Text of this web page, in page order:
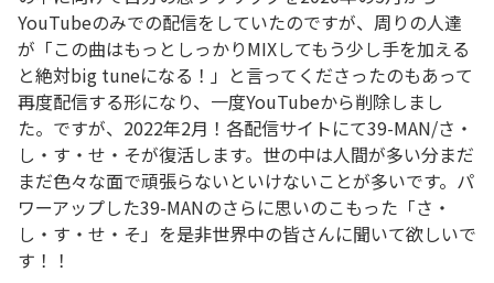
YouTubeのみでの配信をしていたのですが、周りの人達
が「この曲はもっとしっかりMIXしてもう少し手を加える
と絶対big tuneになる！」と言ってくださったのもあって
再度配信する形になり、一度YouTubeから削除しまし
た。ですが、2022年2月！各配信サイトにて39-MAN/さ・
し・す・せ・そが復活します。世の中は人間が多い分まだ
まだ色々な面で頑張らないといけないことが多いです。パ
ワーアップした39-MANのさらに思いのこもった「さ・
し・す・せ・そ」を是非世界中の皆さんに聞いて欲しいで
す！！